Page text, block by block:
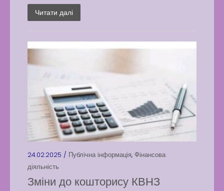
Читати далі
24.02.2025 / Публічна інформація, Фінансова
діяльність
Зміни до кошторису КВНЗ